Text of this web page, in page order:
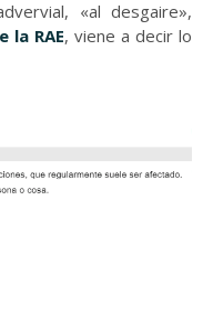
«al desgaire»,
la RAE, viene a decir lo